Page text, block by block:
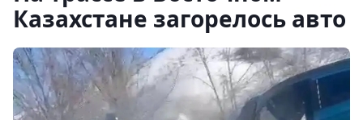
Казахстане загорелось авто